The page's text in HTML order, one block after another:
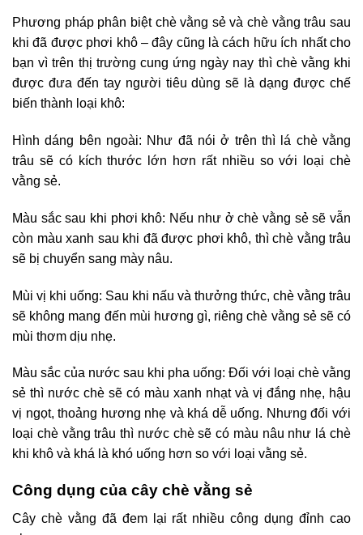
Phương pháp phân biệt chè vằng sẻ và chè vằng trâu sau
khi đã được phơi khô – đây cũng là cách hữu ích nhất cho
bạn vì trên thị trường cung ứng ngày nay thì chè vằng khi
được đưa đến tay người tiêu dùng sẽ là dạng được chế
biến thành loại khô:
Hình dáng bên ngoài: Như đã nói ở trên thì lá chè vằng
trâu sẽ có kích thước lớn hơn rất nhiều so với loại chè
vằng sẻ.
Màu sắc sau khi phơi khô: Nếu như ở chè vằng sẻ sẽ vẫn
còn màu xanh sau khi đã được phơi khô, thì chè vằng trâu
sẽ bị chuyển sang mày nâu.
Mùi vị khi uống: Sau khi nấu và thưởng thức, chè vằng trâu
sẽ không mang đến mùi hương gì, riêng chè vằng sẻ sẽ có
mùi thơm dịu nhẹ.
Màu sắc của nước sau khi pha uống: Đối với loại chè vằng
sẻ thì nước chè sẽ có màu xanh nhạt và vị đắng nhẹ, hậu
vị ngọt, thoảng hương nhẹ và khá dễ uống. Nhưng đối với
loại chè vằng trâu thì nước chè sẽ có màu nâu như lá chè
khi khô và khá là khó uống hơn so với loại vằng sẻ.
Công dụng của cây chè vằng sẻ
Cây chè vằng đã đem lại rất nhiều công dụng đỉnh cao